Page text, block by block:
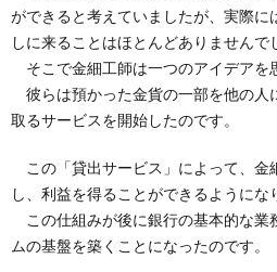
ができると考えていましたが、実際に
しに来ることはほとんどありませんで
そこで金細工師は一つのアイデアを
彼らは預かった金貨の一部を他の人
取るサービスを開始したのです。
この「貸出サービス」によって、金
し、利益を得ることができるようにな
この仕組みが後に銀行の基本的な業
ムの基盤を築くことになったのです。